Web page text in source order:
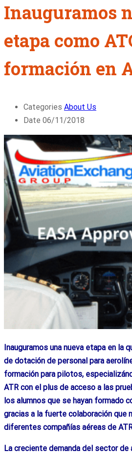
Inauguramos
etapa como
formación en
Categories About Us
Date 06/11/2018
Inauguramos una nueva etapa en la
de dotación de personal para
formación para pilotos,
ATR con el plus de acceso a las
los alumnos que se hayan formado
gracias a la fuerte colaboración que
diferentes compañías aéreas de
La creciente demanda del sector de